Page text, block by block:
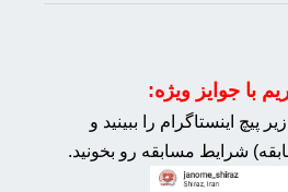
با جوایز ویژه:
اینستاگرام را ببینید و
شرایط مسابقه رو بخونید.